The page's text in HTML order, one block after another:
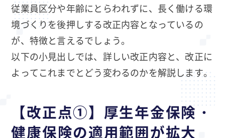
従業員区分や年齢にとらわれずに、長く働ける環
境づくりを後押しする改正内容となっているの
が、特徴と言えるでしょう。
以下の小見出しでは、詳しい改正内容と、改正に
よってこれまでとどう変わるのかを解説します。
【改正点①】厚生年金保険・
健康保険の適用範囲が拡大